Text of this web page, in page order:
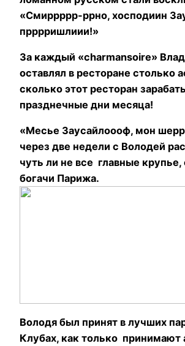
«Смиррррр-ррно, хосподиин
прррришлиии!»
За каждый «charmansoire»
оставлял в ресторане столько
сколько этот ресторан
празднечные дни месяца!
«Месье Заусайлоооф, мон
через две недели с Володей
чуть ли не все главные
богачи Парижа.
Володя был принят в лучших
Клубах, как только принимают